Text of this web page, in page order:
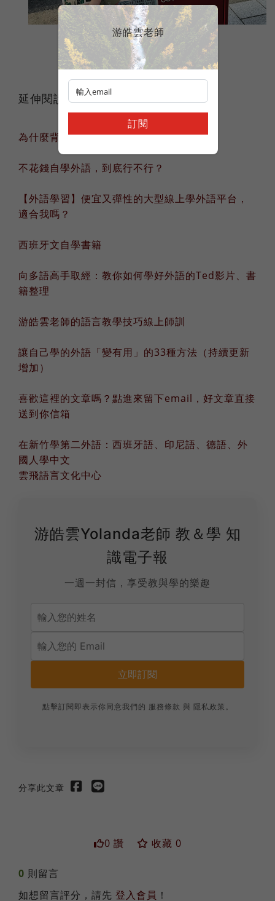
延伸閱讀
為什麼背一堆單字，看到外國人還是空白？
不花錢自學外語，到底行不行？
【外語學習】便宜又彈性的大型線上學外語平台，
適合我嗎？
西班牙文自學書籍
向多語高手取經：教你如何學好外語的Ted影片、書
籍整理
游皓雲老師的語言教學技巧線上師訓
讓自己學的外語「變有用」的33種方法（持續更新
增加）
喜歡這裡的文章嗎？點進來留下email，好文章直接
送到你信箱
在新竹學第二外語：西班牙語、印尼語、德語、外
國人學中文
雲飛語言文化中心
游皓雲Yolanda老師 教＆學 知
識電子報
一週一封信，享受教與學的樂趣
立即訂閱
點擊訂閱即表示你同意我們的 服務條款 與 隱私政策 。
分享此文章
0 讚 收藏 0
0 則留言
如想留言評分，請先 登入會員 ！
游皓雲老師
訂閱